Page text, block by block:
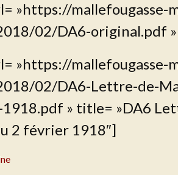
»https://mallefougasse-
02/DA6-original.pdf
»https://mallefougasse-
02/DA6-Lettre-de-
» title= »DA6
2 février 1918″]